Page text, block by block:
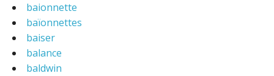
baionnette
baïonnettes
baiser
balance
baldwin